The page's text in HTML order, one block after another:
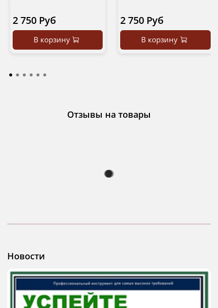
2 750 Руб
В корзину
2 750 Руб
В корзину
Отзывы на товары
Новости